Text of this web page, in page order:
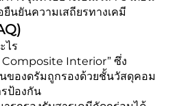
นยันความเสถียรทางเคมี
ไร
Interior” ซึ่ง
ของดรัมถูกรองด้วยชั้นวัสดุคอม
ป้องกัน